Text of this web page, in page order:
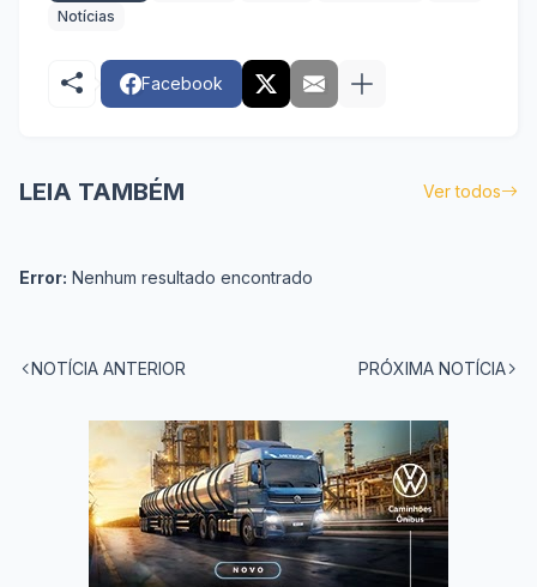
Notícias
Facebook
LEIA TAMBÉM Ver todos
Error: Nenhum resultado encontrado
NOTÍCIA ANTERIOR PRÓXIMA NOTÍCIA